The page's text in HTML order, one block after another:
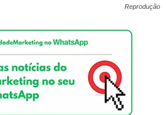
Reprodução